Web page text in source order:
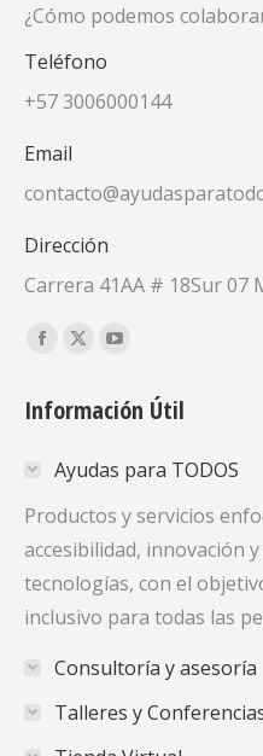
¿Cómo podemos
Teléfono
+57 3006000144
Email
Dirección
Carrera 41AA # 18Sur 07
Encuéntranos en:
Facebook
opens
new
window
X
opens
new
window
YouTube
opens
new
window
Información Útil
Ayudas para TODOS
Productos y servicios
accesibilidad, innovación
tecnologías, con el
inclusivo para todas las
Consultoría y asesoría
Talleres y